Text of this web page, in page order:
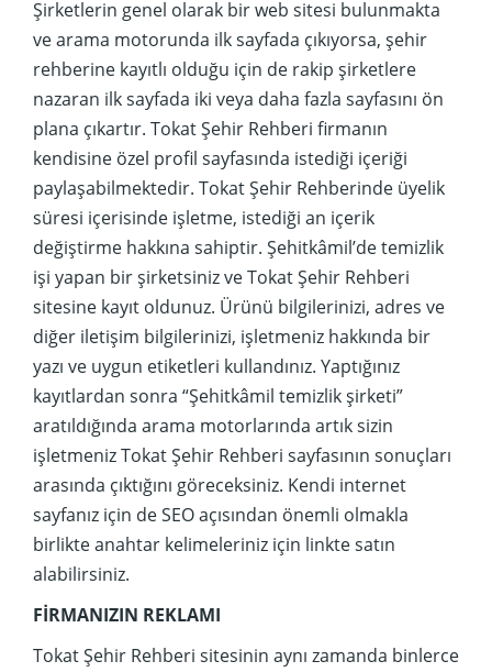
Şirketlerin genel olarak bir web sitesi bulunmakta
ve arama motorunda ilk sayfada çıkıyorsa, şehir
rehberine kayıtlı olduğu için de rakip şirketlere
nazaran ilk sayfada iki veya daha fazla sayfasını ön
plana çıkartır. Tokat Şehir Rehberi firmanın
kendisine özel profil sayfasında istediği içeriği
paylaşabilmektedir. Tokat Şehir Rehberinde üyelik
süresi içerisinde işletme, istediği an içerik
değiştirme hakkına sahiptir. Şehitkâmil’de temizlik
işi yapan bir şirketsiniz ve Tokat Şehir Rehberi
sitesine kayıt oldunuz. Ürünü bilgilerinizi, adres ve
diğer iletişim bilgilerinizi, işletmeniz hakkında bir
yazı ve uygun etiketleri kullandınız. Yaptığınız
kayıtlardan sonra “Şehitkâmil temizlik şirketi”
aratıldığında arama motorlarında artık sizin
işletmeniz Tokat Şehir Rehberi sayfasının sonuçları
arasında çıktığını göreceksiniz. Kendi internet
sayfanız için de SEO açısından önemli olmakla
birlikte anahtar kelimeleriniz için linkte satın
alabilirsiniz.
FİRMANIZIN REKLAMI
Tokat Şehir Rehberi sitesinin aynı zamanda binlerce